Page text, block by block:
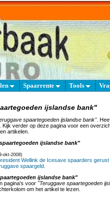
Spaarrente Tools
ijslandse bank"
spaartegoeden ijslandse bank".
. Kijk verder op deze pagina voor een
artikelen.
ijslandse bank"
okt-2008)
Wellink de Icesave spaarders
spaargeld.
ijslandse bank"
pagina's voor "Teruggave spaartegoeden
om het artikel te lezen.